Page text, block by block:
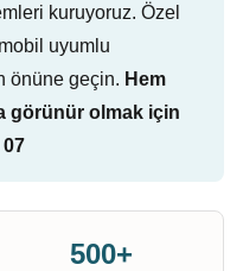
kuruyoruz. Özel
uyumlu
önüne geçin. Hem
görünür olmak için
07
500+